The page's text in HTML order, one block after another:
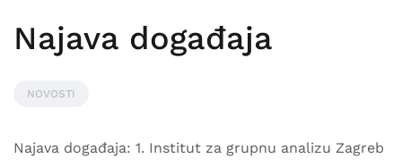
Najava događaja
NOVOSTI
Najava događaja: 1. Institut za grupnu analizu Zagreb